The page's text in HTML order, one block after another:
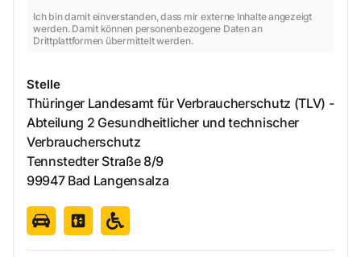
Ich bin damit einverstanden, dass mir externe Inhalte angezeigt
werden. Damit können personenbezogene Daten an
Drittplattformen übermittelt werden.
Stelle
Thüringer Landesamt für Verbraucherschutz (TLV) -
Abteilung 2 Gesundheitlicher und technischer
Verbraucherschutz
Tennstedter Straße 8/9
99947 Bad Langensalza